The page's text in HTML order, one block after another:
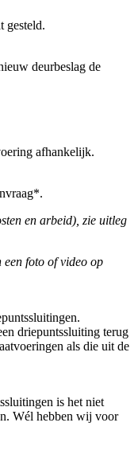
gesteld.
deurbeslag de
afhankelijk.
en arbeid), zie uitleg
een foto of video op
driepuntssluiting terug
als die uit de
is het niet
Wél hebben wij voor